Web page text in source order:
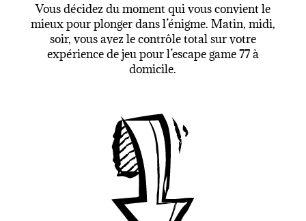
Vous décidez du moment qui vous convient le
mieux pour plonger dans l’énigme. Matin, midi,
soir, vous avez le contrôle total sur votre
expérience de jeu pour l’escape game 77à
domicile.